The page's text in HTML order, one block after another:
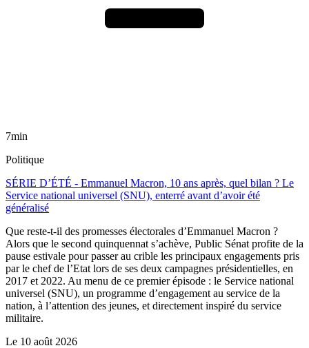
7min
Politique
SÉRIE D’ÉTÉ - Emmanuel Macron, 10 ans après, quel bilan ? Le
Service national universel (SNU), enterré avant d’avoir été
généralisé
Que reste-t-il des promesses électorales d’Emmanuel Macron ?
Alors que le second quinquennat s’achève, Public Sénat profite de la
pause estivale pour passer au crible les principaux engagements pris
par le chef de l’Etat lors de ses deux campagnes présidentielles, en
2017 et 2022. Au menu de ce premier épisode : le Service national
universel (SNU), un programme d’engagement au service de la
nation, à l’attention des jeunes, et directement inspiré du service
militaire.
Le 10 août 2026